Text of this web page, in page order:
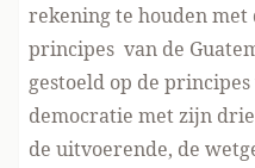
rekening te houden met
principes van de
gestoeld op de
democratie met zijn
de uitvoerende, de